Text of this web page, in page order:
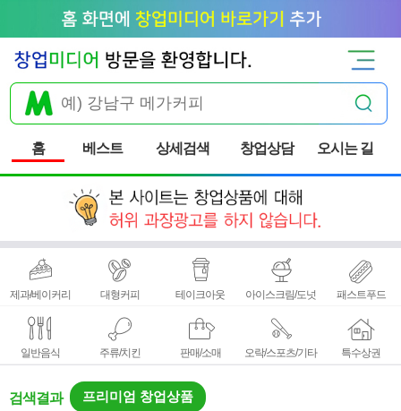
홈 베스트 상세검색 창업상담 오시는 길
제과/베이커리 대형커피 테이크아웃 아이스크림/도넛 패스트푸드
일반음식 주류/치킨 판매/소매 오락/스포츠/기타 특수상권
검색결과 프리미엄 창업상품